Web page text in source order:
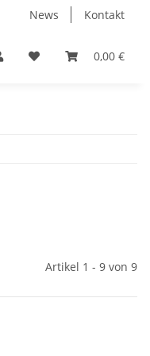
News Kontakt
0,00 €
LED Leuchtmittel
Artikel 1 - 9 von 9